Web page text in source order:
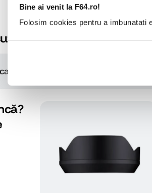
Bine ai venit la F64.ro!
Folosim cookies pentru a imbunatati
îl cauți?